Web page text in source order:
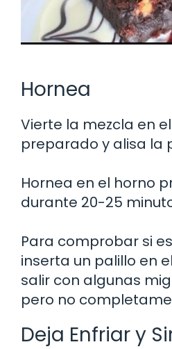
Hornea
Vierte la mezcla en
preparado y alisa la
Hornea en el horno
durante 20-25
Para comprobar si
inserta un palillo en
salir con algunas
pero no
Deja Enfriar y